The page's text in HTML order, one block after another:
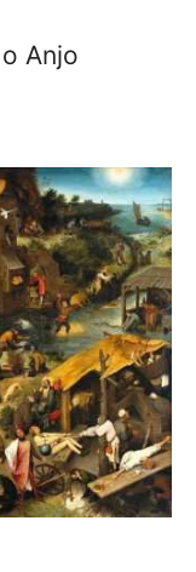
Anjo